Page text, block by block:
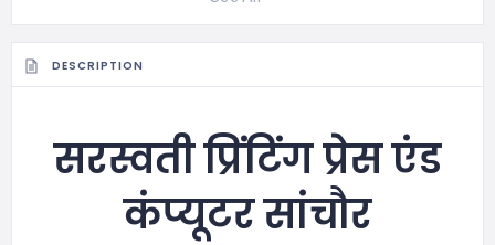
DESCRIPTION
सरस्वती प्रिंटिंग प्रेस एंड
कंप्यूटर सांचौर